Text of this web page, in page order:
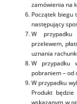
zamówienia na
Początek biegu
następujący
W przypadku
przelewem,
uznania
W przypadku
pobraniem – od
W przypadku
Produkt
wskazanym w